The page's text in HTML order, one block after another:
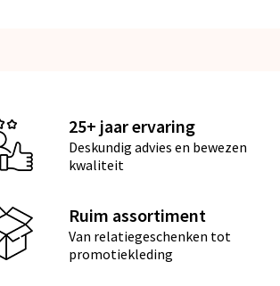
25+ jaar ervaring
Deskundig advies en bewezen
kwaliteit
Ruim assortiment
Van relatiegeschenken tot
promotiekleding